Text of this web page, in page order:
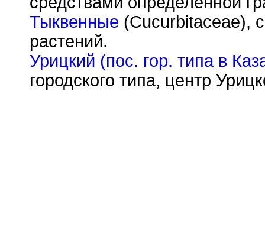
Тыквенные (Cucurbitaceae),
растений.
Урицкий (пос. гор. типа в
городского типа, центр